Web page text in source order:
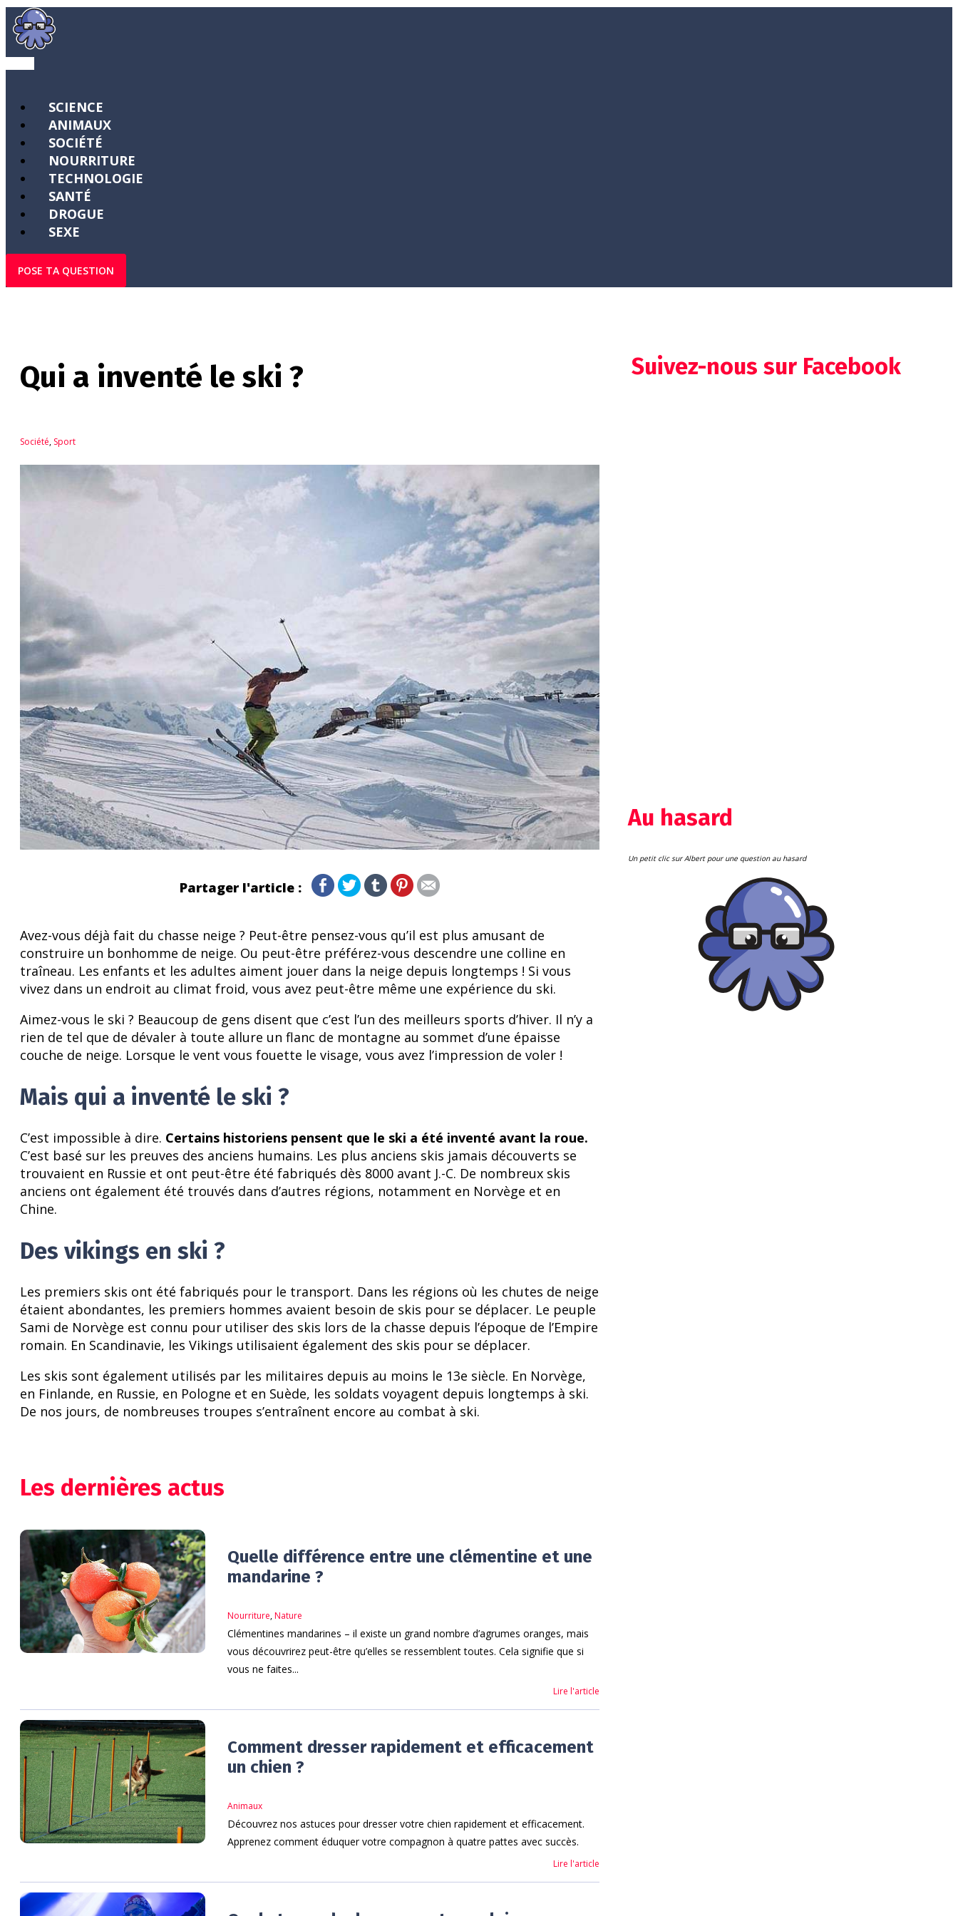
SCIENCE
ANIMAUX
SOCIÉTÉ
NOURRITURE
TECHNOLOGIE
SANTÉ
DROGUE
SEXE
POSE TA QUESTION
Qui a inventé le ski ?
Société, Sport
Partager l'article :
Avez-vous déjà fait du chasse neige ? Peut-être pensez-vous qu’il est plus amusant de
construire un bonhomme de neige. Ou peut-être préférez-vous descendre une colline en
traîneau. Les enfants et les adultes aiment jouer dans la neige depuis longtemps ! Si vous
vivez dans un endroit au climat froid, vous avez peut-être même une expérience du ski.
Aimez-vous le ski ? Beaucoup de gens disent que c’est l’un des meilleurs sports d’hiver. Il n’y a
rien de tel que de dévaler à toute allure un flanc de montagne au sommet d’une épaisse
couche de neige. Lorsque le vent vous fouette le visage, vous avez l’impression de voler !
Mais qui a inventé le ski ?
C’est impossible à dire. Certains historiens pensent que le ski a été inventé avant la roue.
C’est basé sur les preuves des anciens humains. Les plus anciens skis jamais découverts se
trouvaient en Russie et ont peut-être été fabriqués dès 8000 avant J.-C. De nombreux skis
anciens ont également été trouvés dans d’autres régions, notamment en Norvège et en
Chine.
Des vikings en ski ?
Les premiers skis ont été fabriqués pour le transport. Dans les régions où les chutes de neige
étaient abondantes, les premiers hommes avaient besoin de skis pour se déplacer. Le peuple
Sami de Norvège est connu pour utiliser des skis lors de la chasse depuis l’époque de l’Empire
romain. En Scandinavie, les Vikings utilisaient également des skis pour se déplacer.
Les skis sont également utilisés par les militaires depuis au moins le 13e siècle. En Norvège,
en Finlande, en Russie, en Pologne et en Suède, les soldats voyagent depuis longtemps à ski.
De nos jours, de nombreuses troupes s’entraînent encore au combat à ski.
Les dernières actus
Quelle différence entre une clémentine et une
mandarine ?
Nourriture,Nature
Clémentines mandarines – il existe un grand nombre d’agrumes oranges, mais
vous découvrirez peut-être qu’elles se ressemblent toutes. Cela signifie que si
vous ne faites...
Lire l'article
Comment dresser rapidement et efficacement
un chien ?
Animaux
Découvrez nos astuces pour dresser votre chien rapidement et efficacement.
Apprenez comment éduquer votre compagnon à quatre pattes avec succès.
Lire l'article
Suivez-nous sur Facebook
Au hasard
Un petit clic sur Albert pour une question au hasard